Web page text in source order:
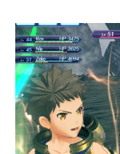
la
El DLC
Sports F1
disponible